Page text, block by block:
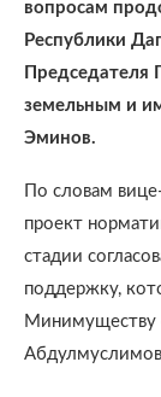
вопросам
Республики
Председателя
земельным и
Эминов.
По словам
проект
стадии
поддержку,
Минимуществу